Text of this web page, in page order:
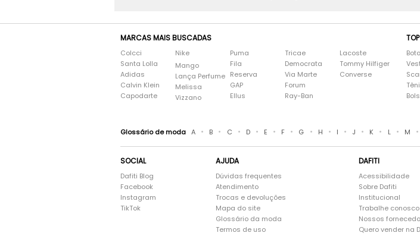
MARCAS MAIS BUSCADAS
Colcci
Santa Lolla
Adidas
Calvin Klein
Capodarte
Nike
Mango
Lança Perfume
Melissa
Vizzano
Puma
Fila
Reserva
GAP
Ellus
Tricae
Democrata
Via Marte
Forum
Ray-Ban
Lacoste
Tommy Hilfiger
Converse
Glossário de moda A • B • C • D • E • F • G • H • I • J • K • L • M •
SOCIAL
Dafiti Blog
Facebook
Instagram
TikTok
AJUDA
Dúvidas frequentes
Atendimento
Trocas e devoluções
Mapa do site
Glossário da moda
Termos de uso
DAFITI
Acessibilidade
Sobre Dafiti
Institucional
Trabalhe conosco
Nossos
Quero vender na